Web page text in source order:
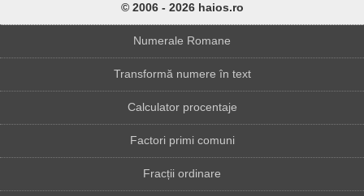
© 2006 - 2026 haios.ro
Numerale Romane
Transformă numere în text
Calculator procentaje
Factori primi comuni
Fracții ordinare